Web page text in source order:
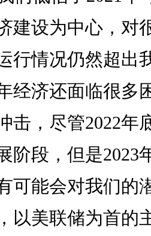
建设为中心，对
行情况仍然超出
经济还面临很多
击，尽管2022年
阶段，但是2023
可能会对我们的
以美联储为首的